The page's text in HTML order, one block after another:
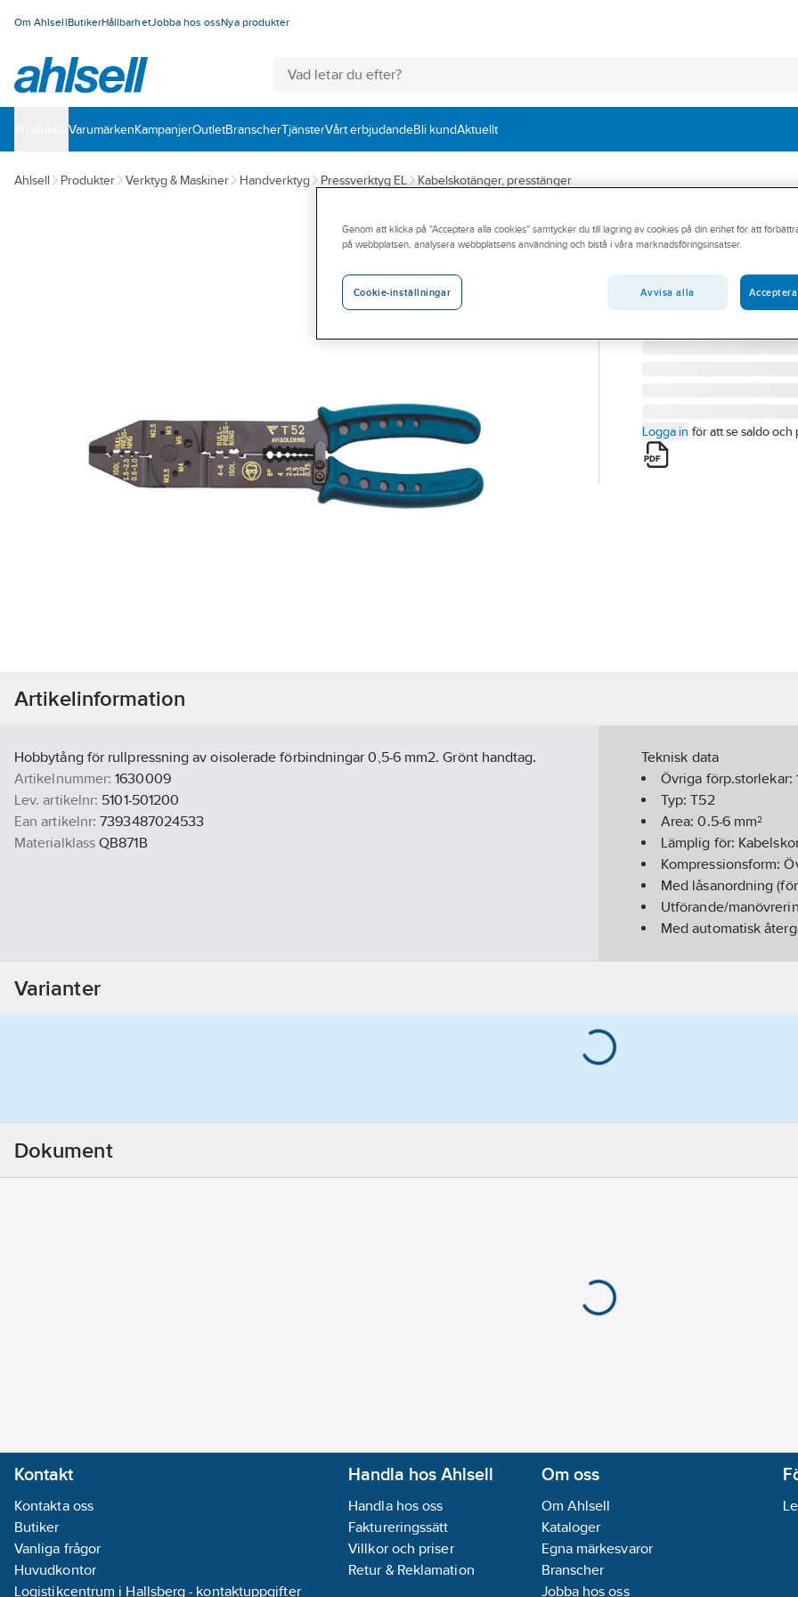
Om AhlsellButikerHållbarhetJobba hos ossNya produkter
VarumärkenKampanjerOutletBranscherTjänsterVårt erbjudandeBli kundAktuellt
Ahlsell Produkter Verktyg & Maskiner Handverktyg Pressverktyg EL Kabelskotänger, presstänger
ELPRESS
Presstång T52
HOBBYTÅNG T52
Artikelnummer:
1630009
5101-501200
Logga in för att se saldo och
Artikelinformation
Hobbytång för rullpressning av oisolerade förbindningar 0,5-6 mm2. Grönt handtag.
Artikelnummer: 1630009
Lev. artikelnr: 5101-501200
Ean artikelnr: 7393487024533
Materialklass QB871B
Teknisk data
Övriga förp.storlekar:
Typ:T52
Area:0.5-6mm²
Lämplig för:
Kompressionsform:
Med låsanordning
Utförande/
Med automatisk
Vikt:0.2kg
Varianter
Dokument
Kontakt
Kontakta oss
Butiker
Vanliga frågor
Huvudkontor
Logistikcentrum i Hallsberg - kontaktuppgifter
Handla hos Ahlsell
Handla hos oss
Faktureringssätt
Villkor och priser
Retur & Reklamation
Om oss
Om Ahlsell
Kataloger
Egna märkesvaror
Branscher
Jobba hos oss
Genom att klicka på "Acceptera alla cookies" samtycker du till lagring av cookies på din enhet för att
på webbplatsen, analysera webbplatsens användning och bistå i våra marknadsföringsinsatser.
Cookie-inställningar Avvisa alla